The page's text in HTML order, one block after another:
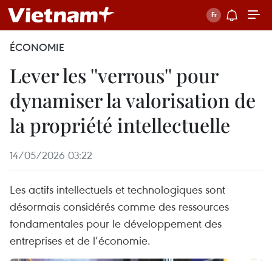
ÉCONOMIE
Lever les ''verrous'' pour
dynamiser la valorisation de
la propriété intellectuelle
14/05/2026 03:22
Les actifs intellectuels et technologiques sont
désormais considérés comme des ressources
fondamentales pour le développement des
entreprises et de l’économie.